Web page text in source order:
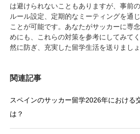
は避けられないこともありますが、事前
ルール設定、定期的なミーティングを通
ことが可能です。あなたがサッカーに専
めにも、これらの対策を参考にしてみて
然に防ぎ、充実した留学生活を送りましょ
関連記事
スペインのサッカー留学2026年における
は？